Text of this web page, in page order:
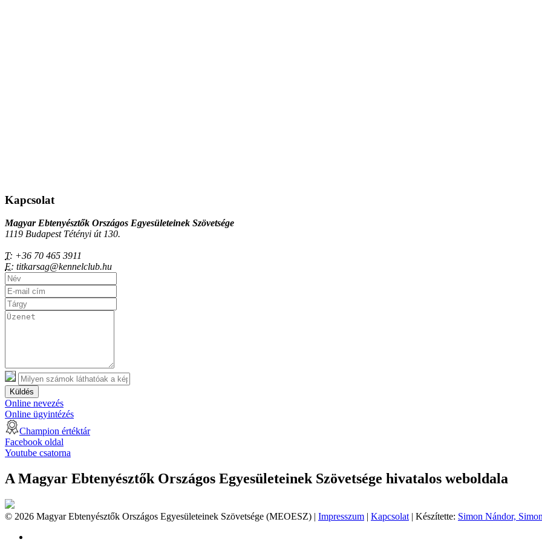
Kapcsolat
Magyar Ebtenyésztők Országos Egyesületeinek Szövetsége
1119 Budapest Tétényi út 130.
T: +36 70 465 3911
E: titkarsag@kennelclub.hu
Küldés
Online nevezés
Online ügyintézés
Champion értéktár
Facebook oldal
Youtube csatorna
A Magyar Ebtenyésztők Országos Egyesületeinek Szövetsége hivatalos weboldala
© 2026 Magyar Ebtenyésztők Országos Egyesületeinek Szövetsége (MEOESZ) | Impresszum | Kapcsolat | Készítette: Simon Nándor,